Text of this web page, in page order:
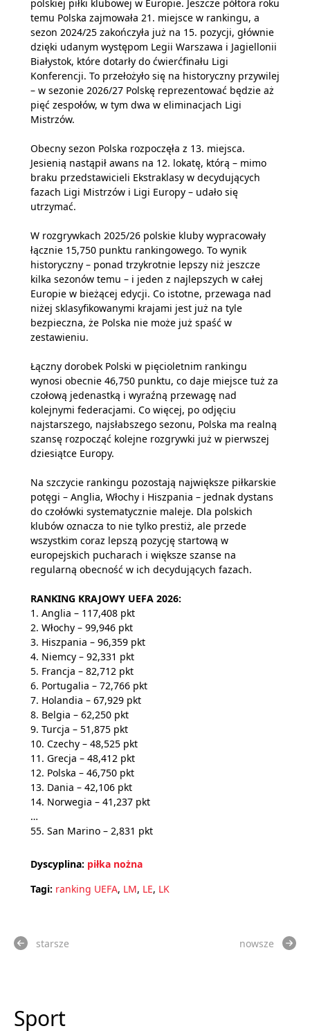
polskiej piłki klubowej w Europie. Jeszcze półtora roku
temu Polska zajmowała 21. miejsce w rankingu, a
sezon 2024/25 zakończyła już na 15. pozycji, głównie
dzięki udanym występom Legii Warszawa i Jagiellonii
Białystok, które dotarły do ćwierćfinału Ligi
Konferencji. To przełożyło się na historyczny przywilej
– w sezonie 2026/27 Polskę reprezentować będzie aż
pięć zespołów, w tym dwa w eliminacjach Ligi
Mistrzów.
Obecny sezon Polska rozpoczęła z 13. miejsca.
Jesienią nastąpił awans na 12. lokatę, którą – mimo
braku przedstawicieli Ekstraklasy w decydujących
fazach Ligi Mistrzów i Ligi Europy – udało się
utrzymać.
W rozgrywkach 2025/26 polskie kluby wypracowały
łącznie 15,750 punktu rankingowego. To wynik
historyczny – ponad trzykrotnie lepszy niż jeszcze
kilka sezonów temu – i jeden z najlepszych w całej
Europie w bieżącej edycji. Co istotne, przewaga nad
niżej sklasyfikowanymi krajami jest już na tyle
bezpieczna, że Polska nie może już spaść w
zestawieniu.
Łączny dorobek Polski w pięcioletnim rankingu
wynosi obecnie 46,750 punktu, co daje miejsce tuż za
czołową jedenastką i wyraźną przewagę nad
kolejnymi federacjami. Co więcej, po odjęciu
najstarszego, najsłabszego sezonu, Polska ma realną
szansę rozpocząć kolejne rozgrywki już w pierwszej
dziesiątce Europy.
Na szczycie rankingu pozostają największe piłkarskie
potęgi – Anglia, Włochy i Hiszpania – jednak dystans
do czołówki systematycznie maleje. Dla polskich
klubów oznacza to nie tylko prestiż, ale przede
wszystkim coraz lepszą pozycję startową w
europejskich pucharach i większe szanse na
regularną obecność w ich decydujących fazach.
RANKING KRAJOWY UEFA 2026:
1. Anglia – 117,408 pkt
2. Włochy – 99,946 pkt
3. Hiszpania – 96,359 pkt
4. Niemcy – 92,331 pkt
5. Francja – 82,712 pkt
6. Portugalia – 72,766 pkt
7. Holandia – 67,929 pkt
8. Belgia – 62,250 pkt
9. Turcja – 51,875 pkt
10. Czechy – 48,525 pkt
11. Grecja – 48,412 pkt
12. Polska – 46,750 pkt
13. Dania – 42,106 pkt
14. Norwegia – 41,237 pkt
…
55. San Marino – 2,831 pkt
Dyscyplina: piłka nożna
Tagi: ranking UEFA, LM, LE, LK
starsze nowsze
Sport